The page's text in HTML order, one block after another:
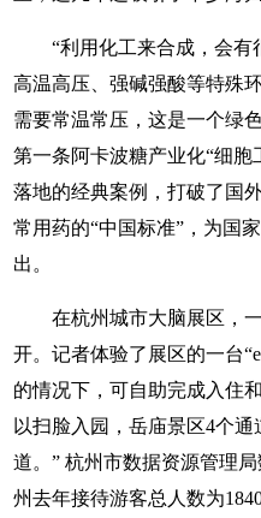
“利用化工来合成，会
高温高压、强碱强酸等特殊
需要常温常压，这是一个绿
第一条阿卡波糖产业化“细胞
落地的经典案例，打破了国
常用药的“中国标准”，为国
出。
在杭州城市大脑展区，
开。记者体验了展区的一台
的情况下，可自助完成入住
以扫脸入园，岳庙景区4个
道。” 杭州市数据资源管理
州去年接待游客总人数为